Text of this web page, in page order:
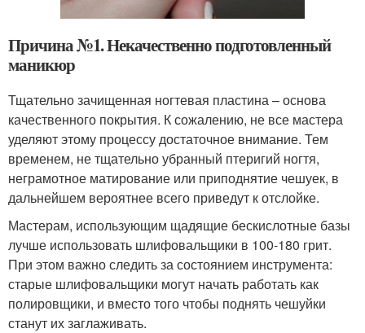
Причина №1. Некачественно подготовленный
маникюр
Тщательно зачищенная ногтевая пластина – основа
качественного покрытия. К сожалению, не все мастера
уделяют этому процессу достаточное внимание. Тем
временем, не тщательно убранный птеригий ногтя,
неграмотное матирование или приподнятие чешуек, в
дальнейшем вероятнее всего приведут к отслойке.
Мастерам, использующим щадящие бескислотные базы
лучше использовать шлифовальщики в 100-180 грит.
При этом важно следить за состоянием инструмента:
старые шлифовальщики могут начать работать как
полировщики, и вместо того чтобы поднять чешуйки
станут их заглаживать.